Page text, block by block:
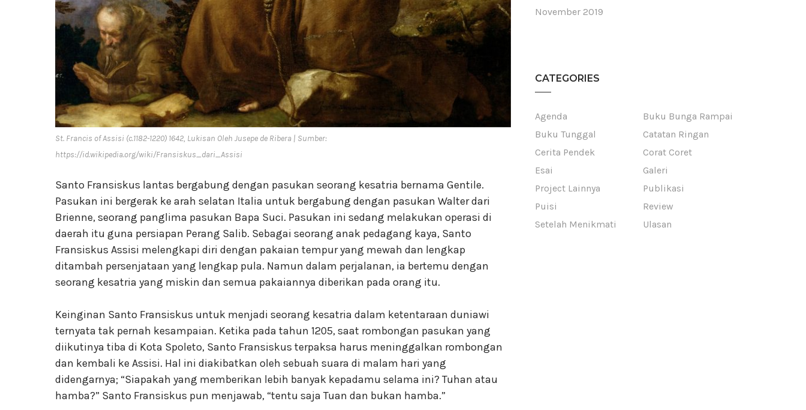
St. Francis of Assisi (c.1182-1220) 1642, Lukisan Oleh Jusepe de Ribera | Sumber:
https://id.wikipedia.org/wiki/Fransiskus_dari_Assisi
Santo Fransiskus lantas bergabung dengan pasukan seorang kesatria bernama Gentile.
Pasukan ini bergerak ke arah selatan Italia untuk bergabung dengan pasukan Walter dari
Brienne, seorang panglima pasukan Bapa Suci. Pasukan ini sedang melakukan operasi di
daerah itu guna persiapan Perang Salib. Sebagai seorang anak pedagang kaya, Santo
Fransiskus Assisi melengkapi diri dengan pakaian tempur yang mewah dan lengkap
ditambah persenjataan yang lengkap pula. Namun dalam perjalanan, ia bertemu dengan
seorang kesatria yang miskin dan semua pakaiannya diberikan pada orang itu.
Keinginan Santo Fransiskus untuk menjadi seorang kesatria dalam ketentaraan duniawi
ternyata tak pernah kesampaian. Ketika pada tahun 1205, saat rombongan pasukan yang
diikutinya tiba di Kota Spoleto, Santo Fransiskus terpaksa harus meninggalkan rombongan
dan kembali ke Assisi. Hal ini diakibatkan oleh sebuah suara di malam hari yang
didengarnya; “Siapakah yang memberikan lebih banyak kepadamu selama ini? Tuhan atau
hamba?” Santo Fransiskus pun menjawab, “tentu saja Tuan dan bukan hamba.”
November 2019
CATEGORIES
Agenda
Buku Bunga Rampai
Buku Tunggal
Catatan Ringan
Cerita Pendek
Corat Coret
Esai
Galeri
Project Lainnya
Publikasi
Puisi
Review
Setelah Menikmati
Ulasan